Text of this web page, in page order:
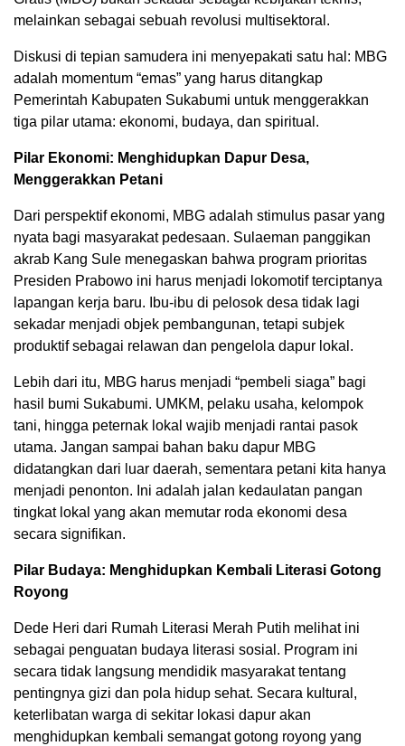
melainkan sebagai sebuah revolusi multisektoral.
Diskusi di tepian samudera ini menyepakati satu hal: MBG
adalah momentum “emas” yang harus ditangkap
Pemerintah Kabupaten Sukabumi untuk menggerakkan
tiga pilar utama: ekonomi, budaya, dan spiritual.
Pilar Ekonomi: Menghidupkan Dapur Desa,
Menggerakkan Petani
Dari perspektif ekonomi, MBG adalah stimulus pasar yang
nyata bagi masyarakat pedesaan. Sulaeman panggikan
akrab Kang Sule menegaskan bahwa program prioritas
Presiden Prabowo ini harus menjadi lokomotif terciptanya
lapangan kerja baru. Ibu-ibu di pelosok desa tidak lagi
sekadar menjadi objek pembangunan, tetapi subjek
produktif sebagai relawan dan pengelola dapur lokal.
Lebih dari itu, MBG harus menjadi “pembeli siaga” bagi
hasil bumi Sukabumi. UMKM, pelaku usaha, kelompok
tani, hingga peternak lokal wajib menjadi rantai pasok
utama. Jangan sampai bahan baku dapur MBG
didatangkan dari luar daerah, sementara petani kita hanya
menjadi penonton. Ini adalah jalan kedaulatan pangan
tingkat lokal yang akan memutar roda ekonomi desa
secara signifikan.
Pilar Budaya: Menghidupkan Kembali Literasi Gotong
Royong
Dede Heri dari Rumah Literasi Merah Putih melihat ini
sebagai penguatan budaya literasi sosial. Program ini
secara tidak langsung mendidik masyarakat tentang
pentingnya gizi dan pola hidup sehat. Secara kultural,
keterlibatan warga di sekitar lokasi dapur akan
menghidupkan kembali semangat gotong royong yang